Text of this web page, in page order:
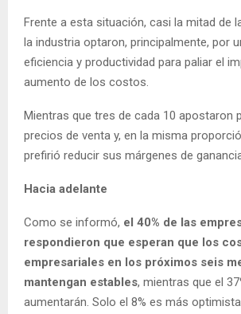
Frente a esta situación, casi la mitad de
la industria optaron, principalmente, por
eficiencia y productividad para paliar el
aumento de los costos.
Mientras que tres de cada 10 apostaron
precios de venta y, en la misma
prefirió reducir sus márgenes de
Hacia adelante
Como se informó, el 40% de las
respondieron que esperan que los
empresariales en los próximos seis
mantengan estables, mientras que el
aumentarán. Solo el 8% es más